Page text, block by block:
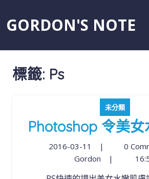
GORDON'S NOTE
標籤: Ps
未分類
Photoshop 令美
2016-03-11 | 0
Gordon
|